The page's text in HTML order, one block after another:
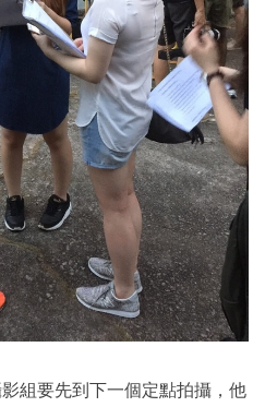
組要先到下一個定點拍攝，他